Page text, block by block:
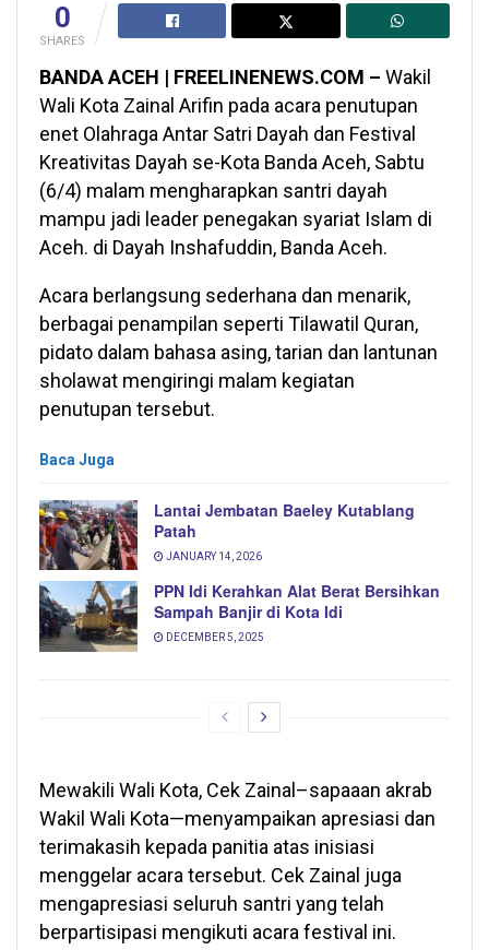
0
SHARES
BANDA ACEH | FREELINENEWS.COM – Wakil
Wali Kota Zainal Arifin pada acara penutupan
enet Olahraga Antar Satri Dayah dan Festival
Kreativitas Dayah se-Kota Banda Aceh, Sabtu
(6/4) malam mengharapkan santri dayah
mampu jadi leader penegakan syariat Islam di
Aceh. di Dayah Inshafuddin, Banda Aceh.
Acara berlangsung sederhana dan menarik,
berbagai penampilan seperti Tilawatil Quran,
pidato dalam bahasa asing, tarian dan lantunan
sholawat mengiringi malam kegiatan
penutupan tersebut.
Baca Juga
Lantai Jembatan Baeley Kutablang
Patah
JANUARY 14, 2026
PPN Idi Kerahkan Alat Berat Bersihkan
Sampah Banjir di Kota Idi
DECEMBER 5, 2025
Mewakili Wali Kota, Cek Zainal–sapaaan akrab
Wakil Wali Kota—menyampaikan apresiasi dan
terimakasih kepada panitia atas inisiasi
menggelar acara tersebut. Cek Zainal juga
mengapresiasi seluruh santri yang telah
berpartisipasi mengikuti acara festival ini.